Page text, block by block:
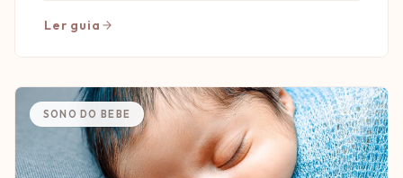
Ler guia
SONO DO BEBE